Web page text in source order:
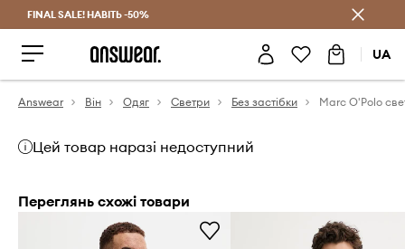
Заощаджуй з Answear Club
FINAL SALE! НАВІТЬ -50%
UA
Answear Він Одяг Светри Без застібки
Цей товар наразі недоступний
Переглянь схожі товари